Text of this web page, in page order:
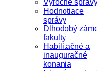
Výročné správy
Hodnotiace
správy
Dlhodobý
fakulty
Habilitačné a
inauguračné
konania